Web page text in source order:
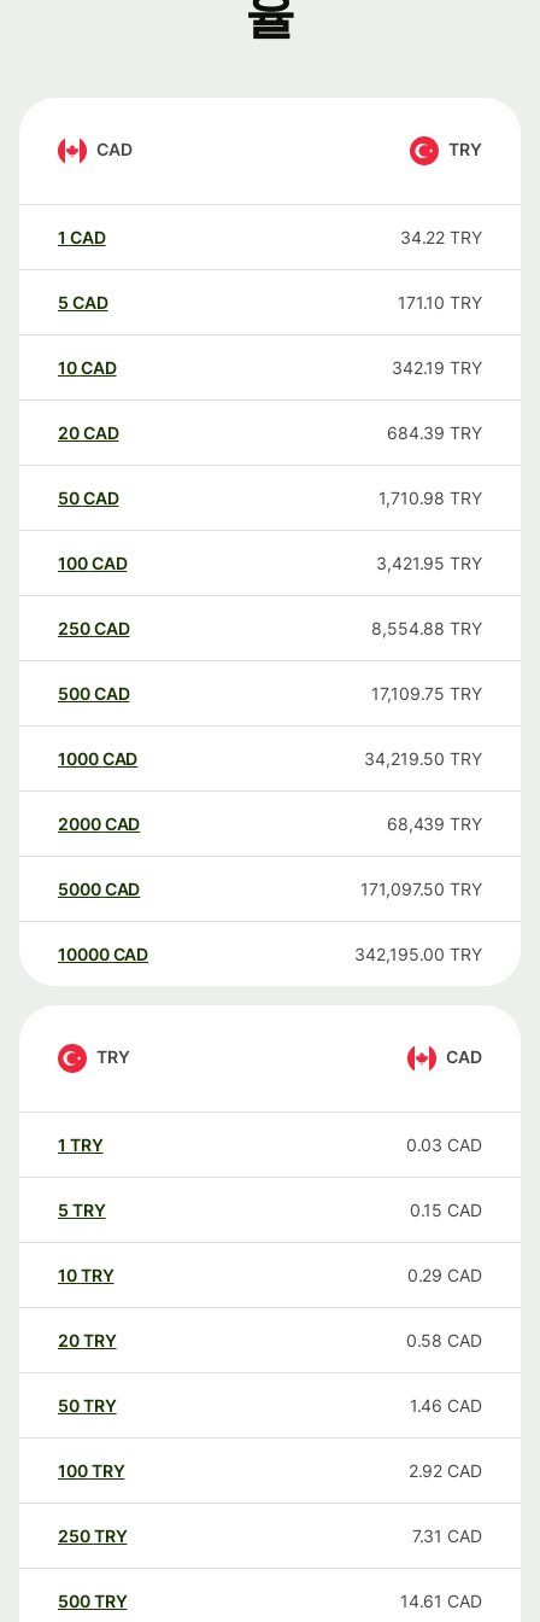
율
CAD TRY
1 CAD 34.22 TRY
5 CAD 171.10 TRY
10CAD 342.19 TRY
20CAD 684.39 TRY
50CAD 1,710.98 TRY
100CAD 3,421.95 TRY
250CAD 8,554.88 TRY
500CAD 17,109.75 TRY
1000CAD 34,219.50 TRY
2000CAD 68,439 TRY
5000CAD 171,097.50 TRY
10000 CAD 342,195.00 TRY
TRY CAD
1 TRY 0.03 CAD
5 TRY 0.15 CAD
10TRY 0.29 CAD
20TRY 0.58 CAD
50TRY 1.46 CAD
100TRY 2.92 CAD
250TRY 7.31 CAD
500TRY 14.61 CAD